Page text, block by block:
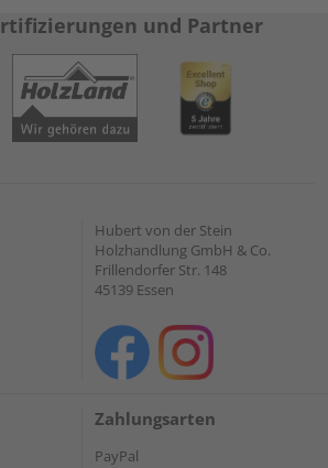
und Partner
Hubert von der Stein
Holzhandlung GmbH & Co.
Frillendorfer Str. 148
45139 Essen
Zahlungsarten
PayPal